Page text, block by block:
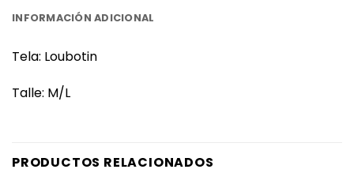
INFORMACIÓN ADICIONAL
Tela: Loubotin
Talle: M/L
PRODUCTOS RELACIONADOS